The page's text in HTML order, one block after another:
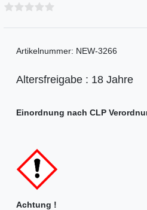
Artikelnummer: NEW-3266
Altersfreigabe : 18 Jahre
Einordnung nach CLP
Achtung !